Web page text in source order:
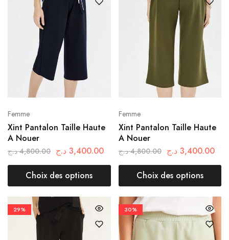
Femme
Xint Pantalon Taille Haute
A Nouer
4,800.00 د.ج 3,400.00 د.ج
Choix des options
Femme
Xint Pantalon Taille Haute
A Nouer
4,800.00 د.ج 3,400.00 د.ج
Choix des options
29% 30%